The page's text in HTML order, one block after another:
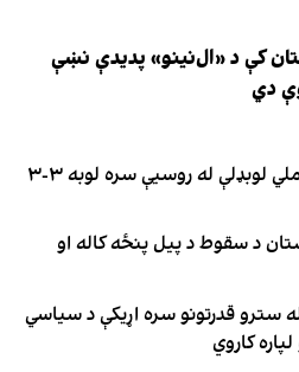
کې د «ال‌نینو» پدیدې نښې
دي
د افغانستان فوټسال ملي لوبډلې له روسیې سره لوبه ۳-۳
د سقوط د پیل پنځه کاله او
سترو قدرتونو سره اړیکې د سیاسي
کاروي